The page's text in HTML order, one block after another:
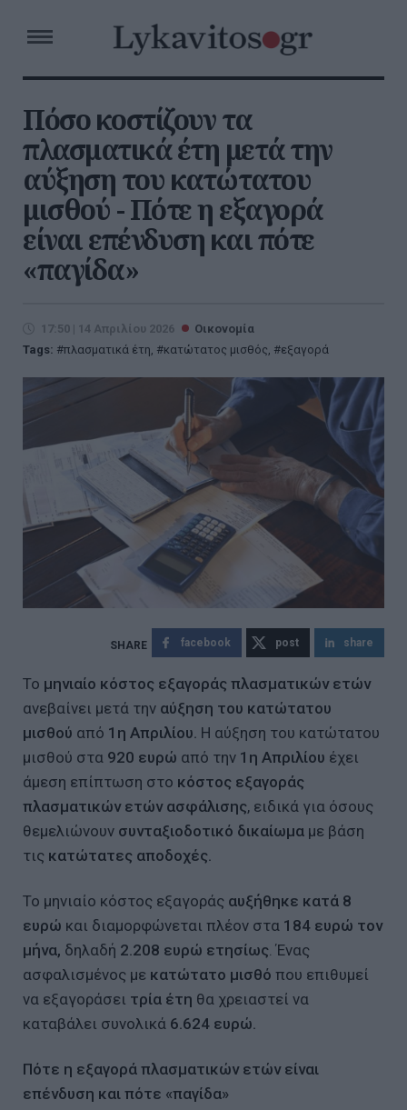
Πόσο κοστίζουν τα
πλασματικά έτη μετά την
αύξηση του κατώτατου
μισθού - Πότε η εξαγορά
είναι επένδυση και πότε
«παγίδα»
17:50 | 14 Απριλίου 2026
Οικονομία
Tags:
πλασματικά έτη, κατώτατος μισθός, εξαγορά
facebook post share
Το μηνιαίο κόστος εξαγοράς πλασματικών ετών
ανεβαίνει μετά την αύξηση του κατώτατου
μισθού από 1η Απριλίου. Η αύξηση του κατώτατου
μισθού στα 920 ευρώ από την 1η Απριλίου έχει
άμεση επίπτωση στο κόστος εξαγοράς
πλασματικών ετών ασφάλισης, ειδικά για όσους
θεμελιώνουν συνταξιοδοτικό δικαίωμα με βάση
τις κατώτατες αποδοχές.
Το μηνιαίο κόστος εξαγοράς αυξήθηκε κατά 8
ευρώ και διαμορφώνεται πλέον στα 184 ευρώ τον
μήνα, δηλαδή 2.208 ευρώ ετησίως . Ένας
ασφαλισμένος με κατώτατο μισθό που επιθυμεί
να εξαγοράσει τρία έτη θα χρειαστεί να
καταβάλει συνολικά 6.624 ευρώ.
Πότε η εξαγορά πλασματικών ετών είναι
επένδυση και πότε «παγίδα»